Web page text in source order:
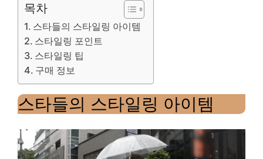
목차
스타들의 스타일링 아이템
스타일링 포인트
스타일링 팁
구매 정보
스타들의 스타일링 아이템